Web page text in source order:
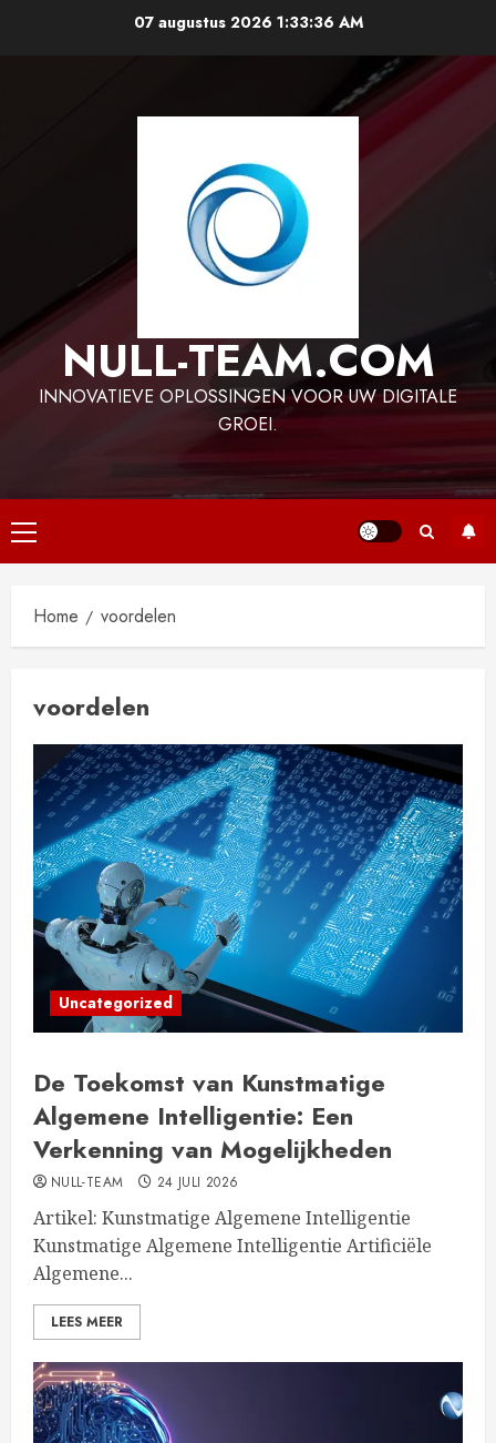
07 augustus 20261:33:37 AM
NULL-TEAM.COM
INNOVATIEVE OPLOSSINGEN VOOR UW DIGITALE
GROEI.
Primair
menu
Home voordelen
voordelen
Uncategorized
De Toekomst van Kunstmatige
Algemene Intelligentie: Een
Verkenning van Mogelijkheden
NULL-TEAM 24 JULI 2026
Artikel: Kunstmatige Algemene Intelligentie
Kunstmatige Algemene Intelligentie Artificiële
Algemene...
LEES MEER